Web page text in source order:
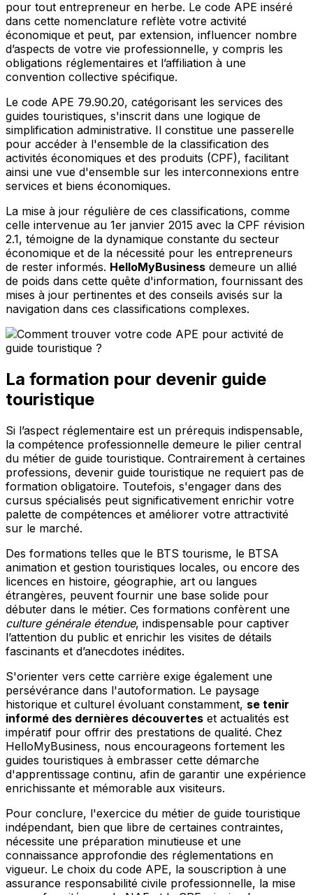
pour tout entrepreneur en herbe. Le code APE inséré
dans cette nomenclature reflète votre activité
économique et peut, par extension, influencer nombre
d’aspects de votre vie professionnelle, y compris les
obligations réglementaires et l’affiliation à une
convention collective spécifique.
Le code APE 79.90.20, catégorisant les services des
guides touristiques, s'inscrit dans une logique de
simplification administrative. Il constitue une passerelle
pour accéder à l'ensemble de la classification des
activités économiques et des produits (CPF), facilitant
ainsi une vue d'ensemble sur les interconnexions entre
services et biens économiques.
La mise à jour régulière de ces classifications, comme
celle intervenue au 1er janvier 2015 avec la CPF révision
2.1, témoigne de la dynamique constante du secteur
économique et de la nécessité pour les entrepreneurs
de rester informés. HelloMyBusiness demeure un allié
de poids dans cette quête d'information, fournissant des
mises à jour pertinentes et des conseils avisés sur la
navigation dans ces classifications complexes.
La formation pour devenir guide
touristique
Si l’aspect réglementaire est un prérequis indispensable,
la compétence professionnelle demeure le pilier central
du métier de guide touristique. Contrairement à certaines
professions, devenir guide touristique ne requiert pas de
formation obligatoire. Toutefois, s'engager dans des
cursus spécialisés peut significativement enrichir votre
palette de compétences et améliorer votre attractivité
sur le marché.
Des formations telles que le BTS tourisme, le BTSA
animation et gestion touristiques locales, ou encore des
licences en histoire, géographie, art ou langues
étrangères, peuvent fournir une base solide pour
débuter dans le métier. Ces formations confèrent une
culture générale étendue, indispensable pour captiver
l’attention du public et enrichir les visites de détails
fascinants et d’anecdotes inédites.
S'orienter vers cette carrière exige également une
persévérance dans l'autoformation. Le paysage
historique et culturel évoluant constamment, se tenir
informé des dernières découvertes et actualités est
impératif pour offrir des prestations de qualité. Chez
HelloMyBusiness, nous encourageons fortement les
guides touristiques à embrasser cette démarche
d'apprentissage continu, afin de garantir une expérience
enrichissante et mémorable aux visiteurs.
Pour conclure, l'exercice du métier de guide touristique
indépendant, bien que libre de certaines contraintes,
nécessite une préparation minutieuse et une
connaissance approfondie des réglementations en
vigueur. Le choix du code APE, la souscription à une
assurance responsabilité civile professionnelle, la mise